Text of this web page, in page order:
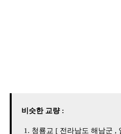
비슷한 교량 :
청룡교 [ 전라남도 해남군 ,